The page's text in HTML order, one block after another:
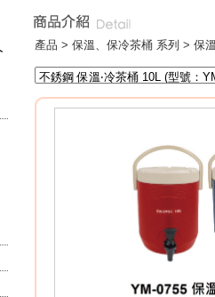
產品 > 保溫、保冷茶桶 系列 > 保